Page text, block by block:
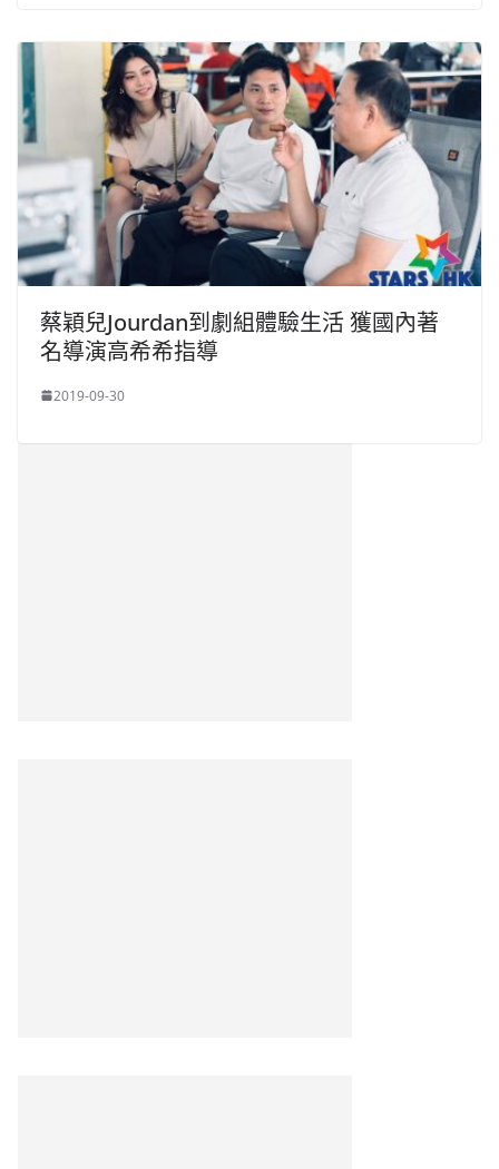
蔡穎兒Jourdan到劇組體驗生活 獲國內著
名導演高希希指導
2019-09-30